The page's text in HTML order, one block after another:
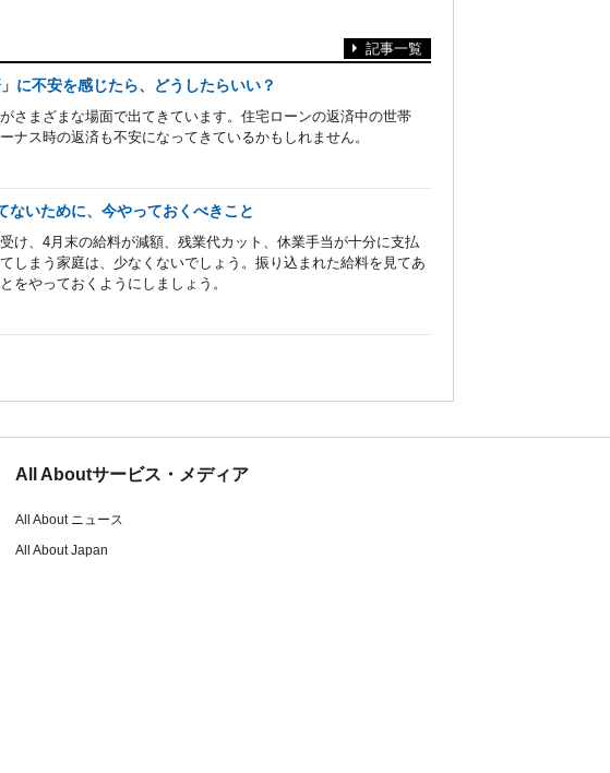
記事一覧
に不安を感じたら、どうしたらいい？
さまざまな場面で出てきています。住宅ローンの返済中の世帯
ナス時の返済も不安になってきているかもしれません。
ないために、今やっておくべきこと
け、4月末の給料が減額、残業代カット、休業手当が十分に支払
しまう家庭は、少なくないでしょう。振り込まれた給料を見てあ
をやっておくようにしましょう。
All Aboutサービス・メディア
All About ニュース
All About Japan